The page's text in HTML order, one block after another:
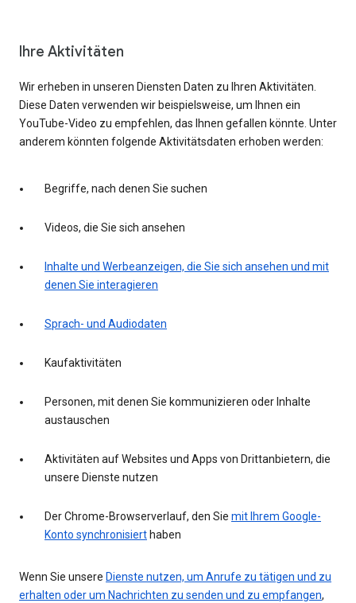
Ihre Aktivitäten
Wir erheben in unseren Diensten Daten zu Ihren Aktivitäten.
Diese Daten verwenden wir beispielsweise, um Ihnen ein
YouTube-Video zu empfehlen, das Ihnen gefallen könnte. Unter
anderem könnten folgende Aktivitätsdaten erhoben werden:
Begriffe, nach denen Sie suchen
Videos, die Sie sich ansehen
Inhalte und Werbeanzeigen, die Sie sich ansehen und mit
denen Sie interagieren
Sprach- und Audiodaten
Kaufaktivitäten
Personen, mit denen Sie kommunizieren oder Inhalte
austauschen
Aktivitäten auf Websites und Apps von Drittanbietern, die
unsere Dienste nutzen
Der Chrome-Browserverlauf, den Sie mit Ihrem Google-
Konto synchronisiert haben
Wenn Sie unsere Dienste nutzen, um Anrufe zu tätigen und zu
erhalten oder um Nachrichten zu senden und zu empfangen,